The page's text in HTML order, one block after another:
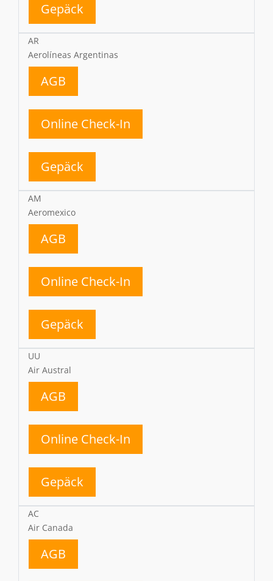
Gepäck
AR
Aerolíneas Argentinas
AGB
Online Check-In
Gepäck
AM
Aeromexico
AGB
Online Check-In
Gepäck
UU
Air Austral
AGB
Online Check-In
Gepäck
AC
Air Canada
AGB